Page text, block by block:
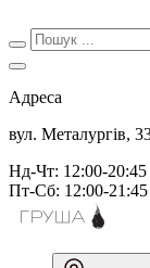
Адреса
вул. Металургів,
Нд-Чт: 12:00-20:45
Пт-Сб: 12:00-21:45